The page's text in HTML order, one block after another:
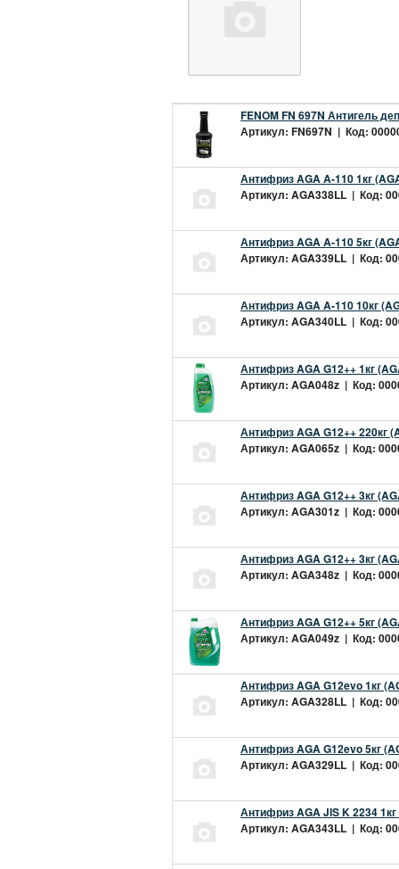
FENOM FN 697N Антигель
Артикул: FN697N | Код:
Антифриз AGA A-110 1кг
Артикул: AGA338LL | Код:
Антифриз AGA A-110 5кг
Артикул: AGA339LL | Код:
Антифриз AGA A-110 10кг
Артикул: AGA340LL | Код:
Антифриз AGA G12++ 1кг
Артикул: AGA048z | Код:
Антифриз AGA G12++ 220кг
Артикул: AGA065z | Код:
Антифриз AGA G12++ 3кг
Артикул: AGA301z | Код:
Антифриз AGA G12++ 3кг
Артикул: AGA348z | Код:
Антифриз AGA G12++ 5кг
Артикул: AGA049z | Код:
Антифриз AGA G12evo 1кг
Артикул: AGA328LL | Код:
Антифриз AGA G12evo 5кг
Артикул: AGA329LL | Код:
Антифриз AGA JIS K 2234
Артикул: AGA343LL | Код: